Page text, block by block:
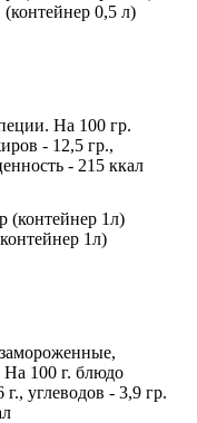
0,5 л)
На 100 гр.
- 12,5 гр.,
- 215 ккал
1л)
На 100 г. блюдо
углеводов - 3,9 гр.